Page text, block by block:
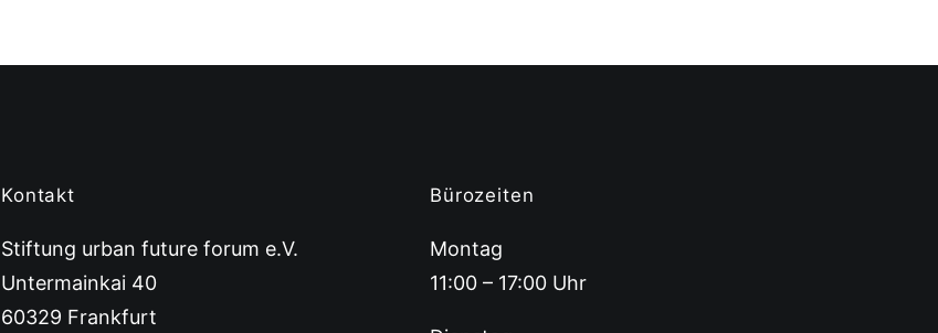
Kontakt
Stiftung urban future forum e.V.
Untermainkai 40
60329 Frankfurt
Bürozeiten
Montag
11:00 – 17:00 Uhr